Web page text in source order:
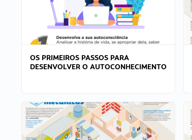
OS PRIMEIROS PASSOS PARA
DESENVOLVER O AUTOCONHECIMENTO